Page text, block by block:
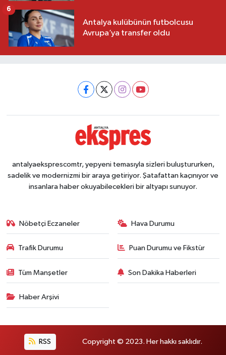
Antalya kulübünün futbolcusu
Avrupa’ya transfer oldu
6
antalyaeksprescomtr, yepyeni temasıyla sizleri buluştururken,
sadelik ve modernizmi bir araya getiriyor. Şatafattan kaçınıyor ve
insanlara haber okuyabilecekleri bir altyapı sunuyor.
Nöbetçi Eczaneler Hava Durumu
Trafik Durumu Puan Durumu ve Fikstür
Tüm Manşetler Son Dakika Haberleri
Haber Arşivi
RSS Copyright © 2023. Her hakkı saklıdır.